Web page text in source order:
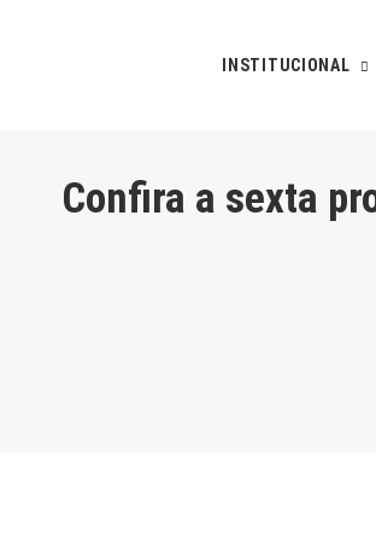
INSTITUCIONAL
Confira a sexta